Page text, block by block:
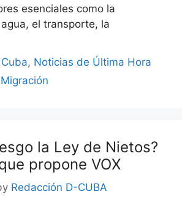
esenciales como la
el transporte, la
, Noticias de Última Hora
Migración
la Ley de Nietos?
propone VOX
Redacción D-CUBA